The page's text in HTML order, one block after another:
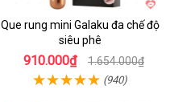
Que rung mini Galaku đa chế độ
siêu phê
910.000₫ 1.654.000₫
(940)